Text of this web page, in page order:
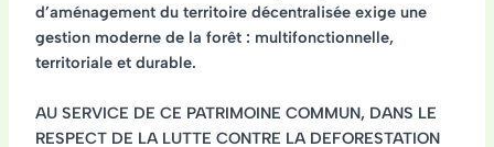
d’aménagement du territoire décentralisée exige une
gestion moderne de la forêt : multifonctionnelle,
territoriale et durable.
AU SERVICE DE CE PATRIMOINE COMMUN, DANS LE
RESPECT DE LA LUTTE CONTRE LA DEFORESTATION